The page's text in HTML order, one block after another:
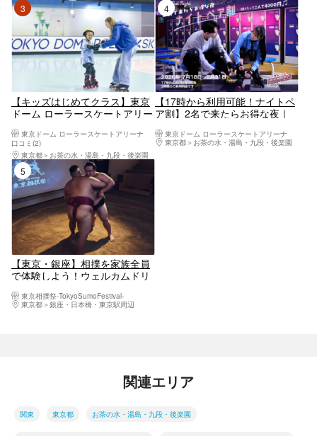
3位
【キッズはじめてクラス】東京
ドーム ローラースケートアリー
東京ドーム ローラースケートアリーナ
口コミ(2)
東京都
お茶の水・湯島・九段・後楽園
4位
【17時から利用可能！ナイトペ
ア割】2名で来たらお得な夜｜
リーナ
東京ドーム ローラースケートアリーナ
東京都
お茶の水・湯島・九段・後楽園
5位
【東京・銀座】相撲を家族全員
で体験しよう！ウェルカムドリ
東京相撲祭-TokyoSumoFestival-
東京都
銀座・日本橋・東京駅周辺
関連エリア
関東 東京都 お茶の水・湯島・九段・後楽園